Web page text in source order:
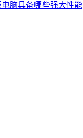
脑具备哪些强大性能